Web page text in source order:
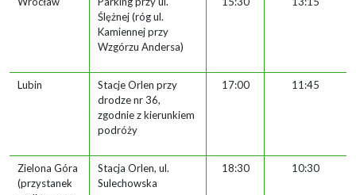
Ślężnej (róg ul.
Kamiennej przy
Wzgórzu Andersa)
Lubin
Stacje Orlen przy
drodze nr 36,
zgodnie z kierunkiem
podróży
17:00 11:45
Zielona Góra
(przystanek
Stacja Orlen, ul.
Sulechowska
18:30 10:30